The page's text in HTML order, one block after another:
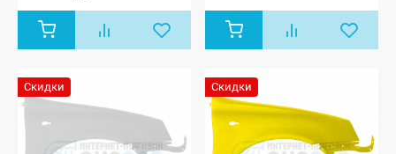
Скидки Скидки